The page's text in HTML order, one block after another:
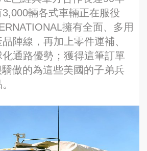
輛各式車輛正在服役
擁有全面、多用
陣線，再加上零件運補、
通路優勢；獲得這筆訂單
傲的為這些美國的子弟兵